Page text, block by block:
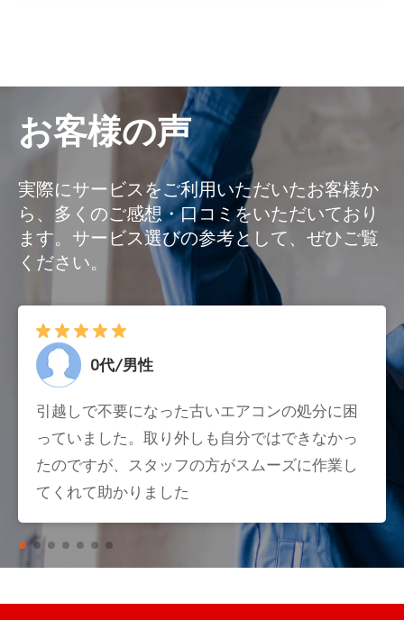
お客様の声
実際にサービスをご利用いただいたお客様か
ら、多くのご感想・口コミをいただいており
ます。サービス選びの参考として、ぜひご覧
ください。
0代/男性
引越しで不要になった古いエアコンの処分に困
っていました。取り外しも自分ではできなかっ
たのですが、スタッフの方がスムーズに作業し
てくれて助かりました